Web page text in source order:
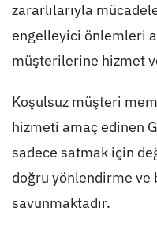
zararlılarıyla
engelleyici önlemleri
müşterilerine hizmet
Koşulsuz müşteri
hizmeti amaç edinen
sadece satmak için
doğru yönlendirme
savunmaktadır.